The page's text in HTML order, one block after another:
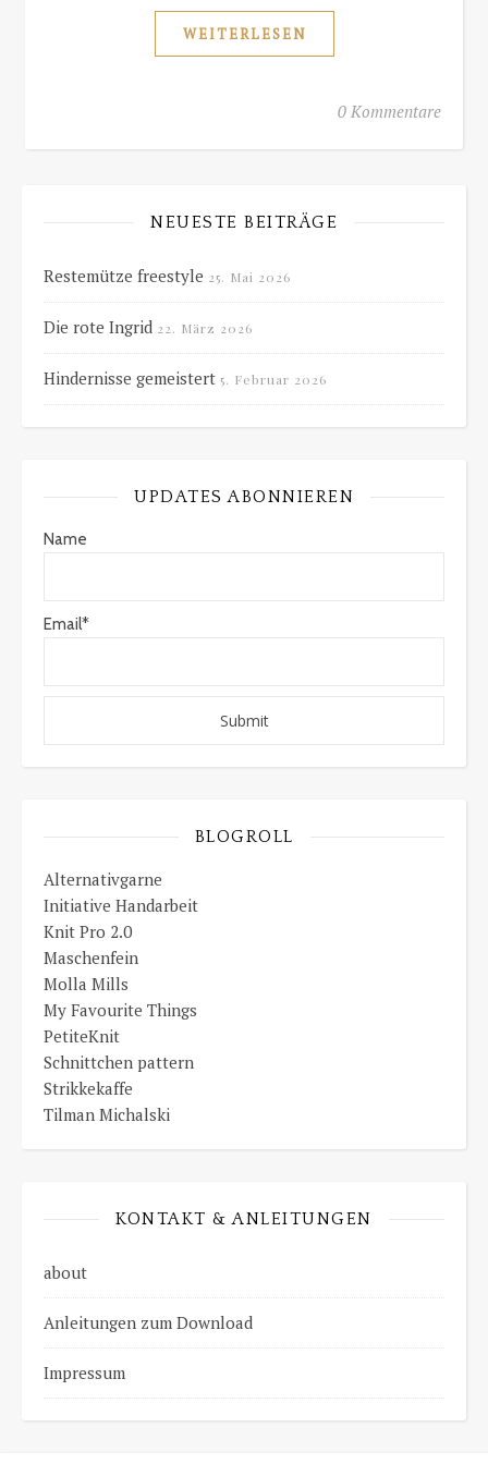
WEITERLESEN
0 Kommentare
NEUESTE BEITRÄGE
Restemütze freestyle 25. Mai 2026
Die rote Ingrid 22. März 2026
Hindernisse gemeistert 5. Februar 2026
UPDATES ABONNIEREN
Name
Email*
BLOGROLL
Alternativgarne
Initiative Handarbeit
Knit Pro 2.0
Maschenfein
Molla Mills
My Favourite Things
PetiteKnit
Schnittchen pattern
Strikkekaffe
Tilman Michalski
KONTAKT & ANLEITUNGEN
about
Anleitungen zum Download
Impressum